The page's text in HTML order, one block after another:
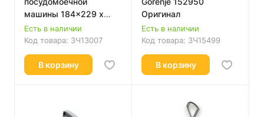
машины 184x229 х
70мм Bosch 418280
Оригинал
Есть в наличии
Код товара: ЗЧ13007
В корзину
Оригинал
Есть в наличии
Код товара: ЗЧ15499
В корзину